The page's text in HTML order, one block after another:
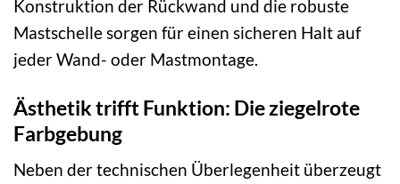
Konstruktion der Rückwand und die robuste
Mastschelle sorgen für einen sicheren Halt auf
jeder Wand- oder Mastmontage.
Ästhetik trifft Funktion: Die ziegelrote
Farbgebung
Neben der technischen Überlegenheit überzeugt